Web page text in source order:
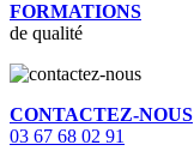
FORMATIONS
de qualité
CONTACTEZ-NOUS
03 67 68 02 91